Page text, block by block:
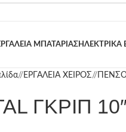
ΜΠΑΤΑΡΙΑΣΗΛΕΚΤΡΙΚΑ
/ ΕΡΓΑΛΕΙΑ ΧΕΙΡΟΣ/
ΓΚΡΙΠ